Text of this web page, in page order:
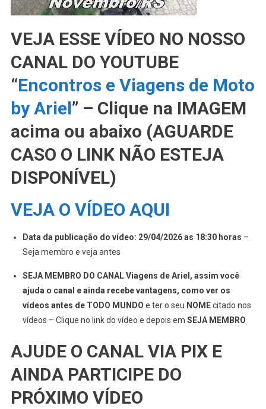
VEJA ESSE VÍDEO NO NOSSO
CANAL DO YOUTUBE
“Encontros e Viagens de Moto
by Ariel” – Clique na IMAGEM
acima ou abaixo (AGUARDE
CASO O LINK NÃO ESTEJA
DISPONÍVEL)
VEJA O VÍDEO AQUI
Data da publicação do vídeo: 29/04/2026 as 18:30 horas –
Seja membro e veja antes
SEJA MEMBRO DO CANAL Viagens de Ariel, assim você
ajuda o canal e ainda recebe vantagens, como ver os
vídeos antes de TODO MUNDO e ter o seu NOMEcitado nos
vídeos – Clique no link do vídeo e depois em SEJA MEMBRO
AJUDE O CANAL VIA PIX E
AINDA PARTICIPE DO
PRÓXIMO VÍDEO